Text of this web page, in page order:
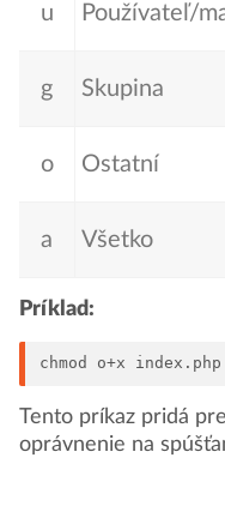
u Používateľ/
g Skupina
o Ostatní
a Všetko
Príklad:
chmod o+x index.php
Tento príkaz pridá
oprávnenie na